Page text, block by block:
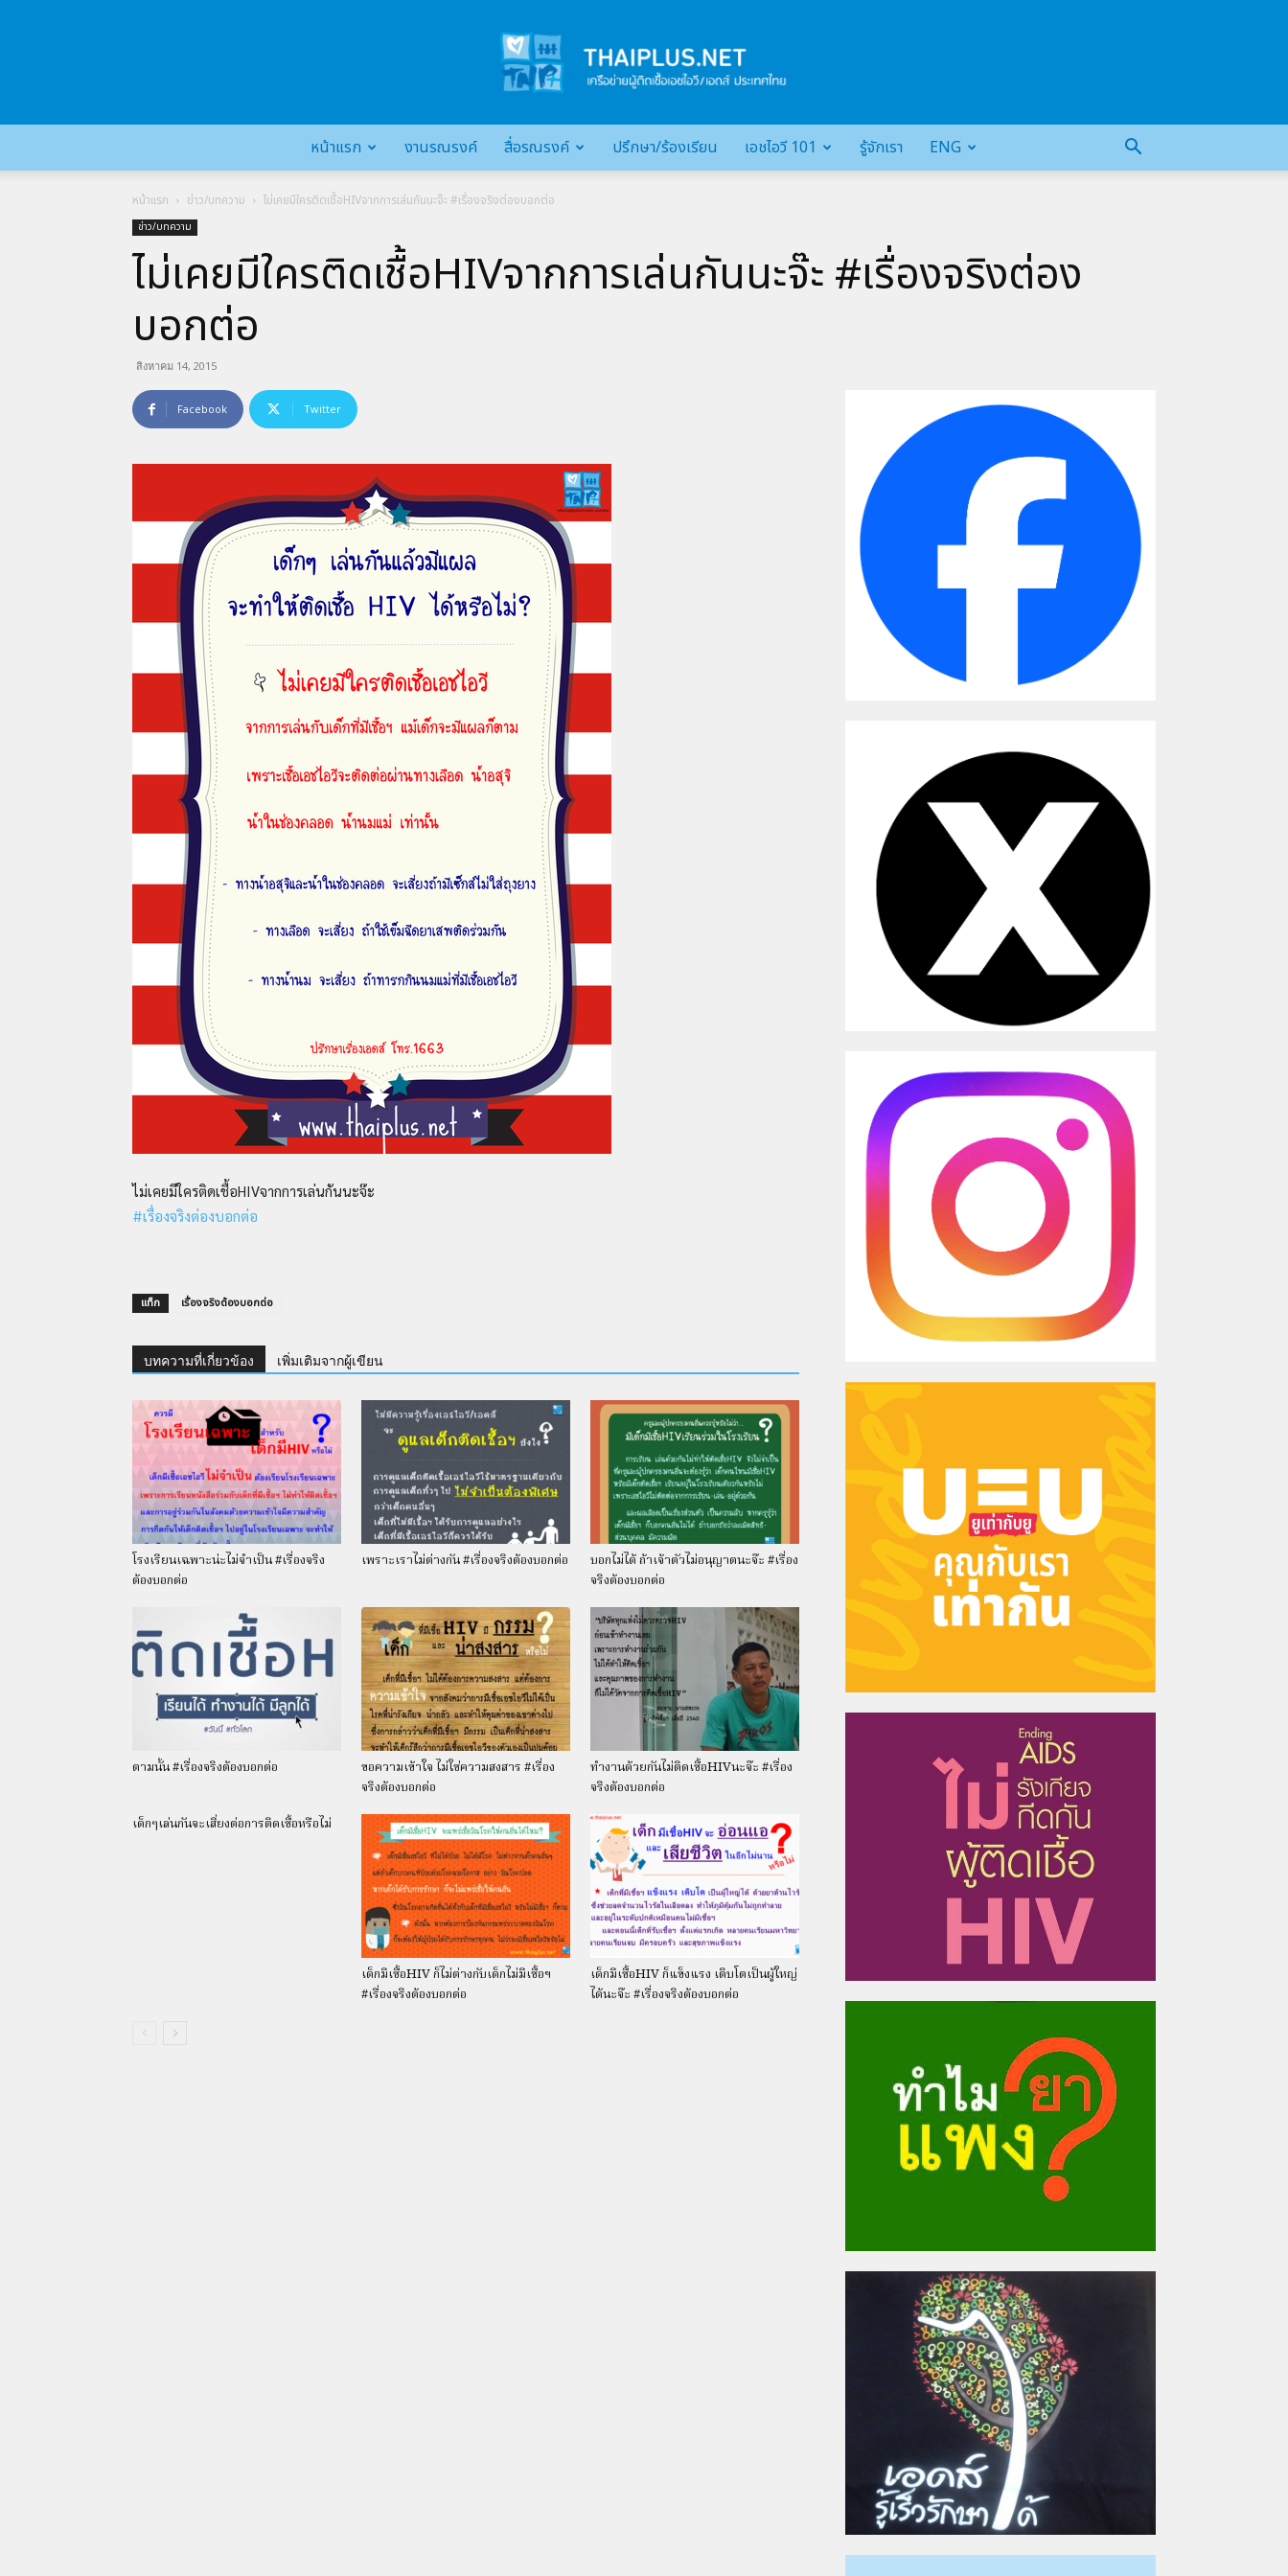
เครือ
ข่าย
–
Thaiplus.net
หน้าแรก งานรณรงค์ สื่อรณรงค์ ปรึกษา/ร้องเรียน เอชไอวี 101 รู้จักเรา ENG
หน้าแรก ข่าว/บทความ ไม่เคยมีใครติดเชื้อHIVจากการเล่นกันนะจ๊ะ #เรื่องจริงต่องบอกต่อ
ข่าว/บทความ
ไม่เคยมีใครติดเชื้อHIVจากการเล่นกันนะจ๊ะ #เรื่องจริงต่อง
บอกต่อ
สิงหาคม 14, 2015
Facebook Twitter
ไม่เคยมีใครติดเชื้อHIVจากการเล่นกันนะจ๊ะ
#เรื่องจริงต่องบอกต่อ
แท็ก เรื่องจริงต้องบอกต่อ
บทความที่เกี่ยวข้อง เพิ่มเติมจากผู้เขียน
โรงเรียนเฉพาะน่ะไม่จำเป็น #เรื่องจริง
ต้องบอกต่อ
เพราะเราไม่ต่างกัน #เรื่องจริงต้องบอกต่อ
บอกไม่ได้ ถ้าเจ้าตัวไม่อนุญาตนะจ๊ะ #เรื่อง
จริงต้องบอกต่อ
ตามนั้น #เรื่องจริงต้องบอกต่อ
ขอความเข้าใจ ไม่ใช่ความสงสาร #เรื่อง
จริงต้องบอกต่อ
ทำงานด้วยกันไม่ติดเชื้อHIVนะจ๊ะ #เรื่อง
จริงต้องบอกต่อ
เด็กๆเล่นกันจะเสี่ยงต่อการติดเชื้อหรือไม่
เด็กมีเชื้อHIV ก็ไม่ต่างกับเด็กไม่มีเชื้อฯ
#เรื่องจริงต้องบอกต่อ
เด็กมีเชื้อHIV ก็แข็งแรง เติบโตเป็นผู้ใหญ่
ได้นะจ๊ะ #เรื่องจริงต้องบอกต่อ